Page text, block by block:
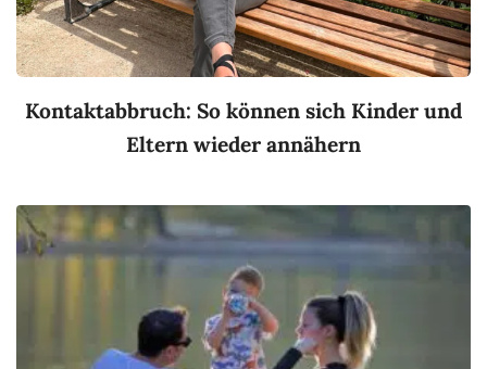
Kontaktabbruch: So können sich Kinder und
Eltern wieder annähern